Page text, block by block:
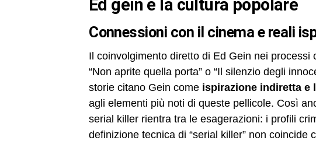
ed gein e la cultura popolare
connessioni con il cinema e reali
Il coinvolgimento diretto di Ed Gein nei processi
“Non aprite quella porta” o “Il silenzio degli
storie citano Gein come ispirazione indiretta e
agli elementi più noti di queste pellicole. Così
serial killer rientra tra le esagerazioni: i profili
definizione tecnica di “serial killer” non coincide